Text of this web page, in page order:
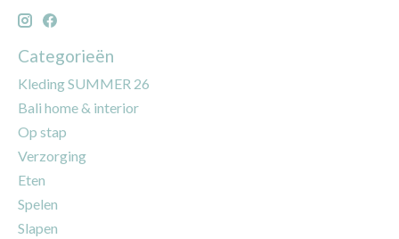
Categorieën
Kleding SUMMER 26
Bali home & interior
Op stap
Verzorging
Eten
Spelen
Slapen